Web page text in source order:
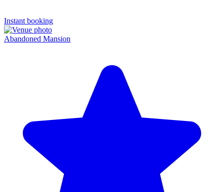
Instant booking
Abandoned Mansion